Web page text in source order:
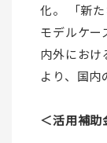
化。 「新
モデルケー
内外にお
より、国内
＜活用補助